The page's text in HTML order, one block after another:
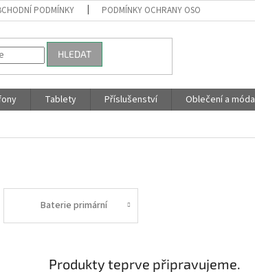
PODMÍNKY PODMÍNKY OCHRANY OSOBNÍCH ÚDAJŮ
HLEDAT
Tablety Příslušenství Oblečení a móda
Baterie primární
Produkty teprve připravujeme.